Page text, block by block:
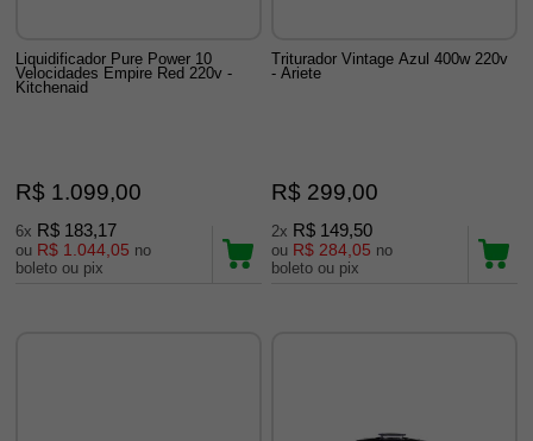
Liquidificador Pure Power 10
Velocidades Empire Red 220v -
Kitchenaid
R$ 1.099,00
6x R$ 183,17
ou R$ 1.044,05 no
boleto ou pix
Triturador Vintage Azul 400w 220v
- Ariete
R$ 299,00
2x R$ 149,50
ou R$ 284,05 no
boleto ou pix